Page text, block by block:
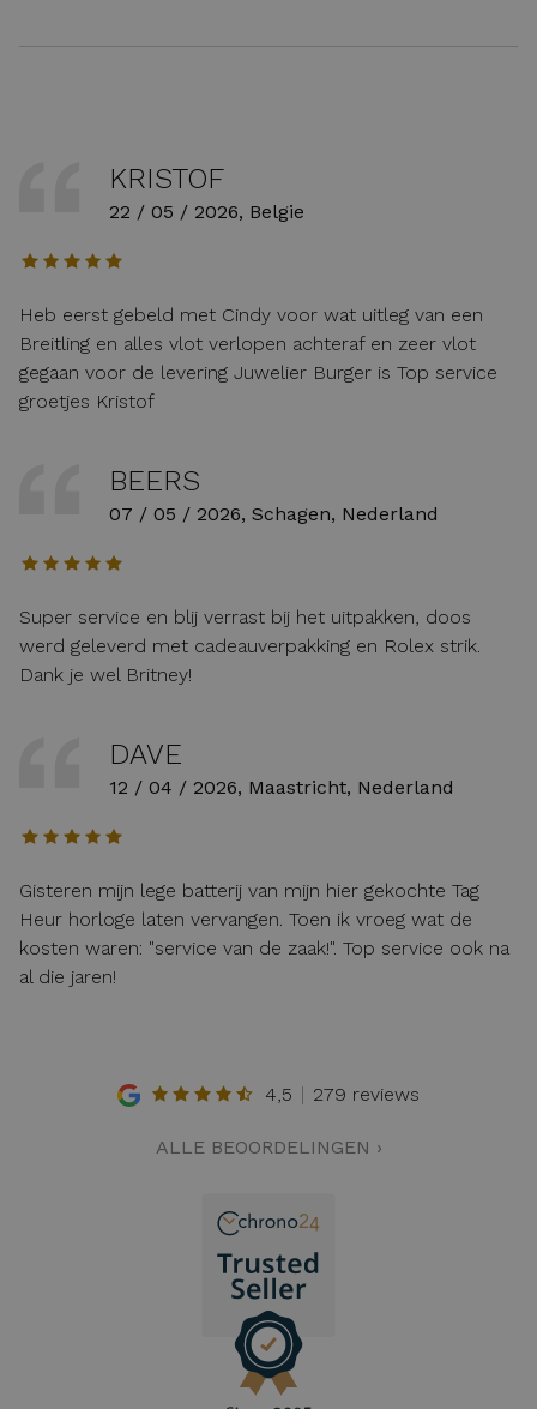
KRISTOF
22 / 05 / 2026, Belgie
Heb eerst gebeld met Cindy voor wat uitleg van een
Breitling en alles vlot verlopen achteraf en zeer vlot
gegaan voor de levering Juwelier Burger is Top service
groetjes Kristof
BEERS
07 / 05 / 2026, Schagen, Nederland
Super service en blij verrast bij het uitpakken, doos
werd geleverd met cadeauverpakking en Rolex strik.
Dank je wel Britney!
DAVE
12 / 04 / 2026, Maastricht, Nederland
Gisteren mijn lege batterij van mijn hier gekochte Tag
Heur horloge laten vervangen. Toen ik vroeg wat de
kosten waren: "service van de zaak!". Top service ook na
al die jaren!
4,5 279 reviews
ALLE BEOORDELINGEN ›